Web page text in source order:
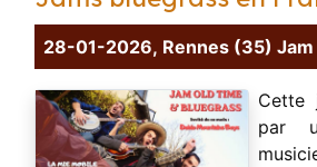
28-01-2026, Rennes (35) Jam
Cette
par